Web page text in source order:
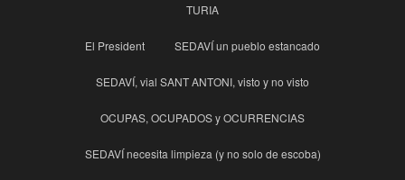
TURIA
El President SEDAVÍ un pueblo estancado
SEDAVÍ, vial SANT ANTONI, visto y no visto
OCUPAS, OCUPADOS y OCURRENCIAS
SEDAVÍ necesita limpieza (y no solo de escoba)